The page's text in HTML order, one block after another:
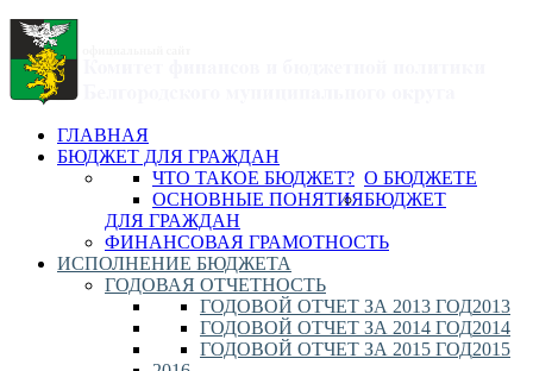
ГЛАВНАЯ
БЮДЖЕТ ДЛЯ ГРАЖДАН
О БЮДЖЕТЕ
ЧТО ТАКОЕ БЮДЖЕТ?
ОСНОВНЫЕ ПОНЯТИЯБЮДЖЕТ
ДЛЯ ГРАЖДАН
ФИНАНСОВАЯ ГРАМОТНОСТЬ
ИСПОЛНЕНИЕ БЮДЖЕТА
ГОДОВАЯ ОТЧЕТНОСТЬ
2013
ГОДОВОЙ ОТЧЕТ ЗА 2013 ГОД
2014
ГОДОВОЙ ОТЧЕТ ЗА 2014 ГОД
2015
ГОДОВОЙ ОТЧЕТ ЗА 2015 ГОД